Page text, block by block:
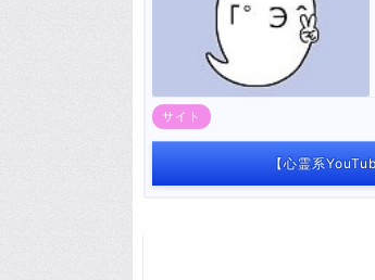
サイト
【心霊系